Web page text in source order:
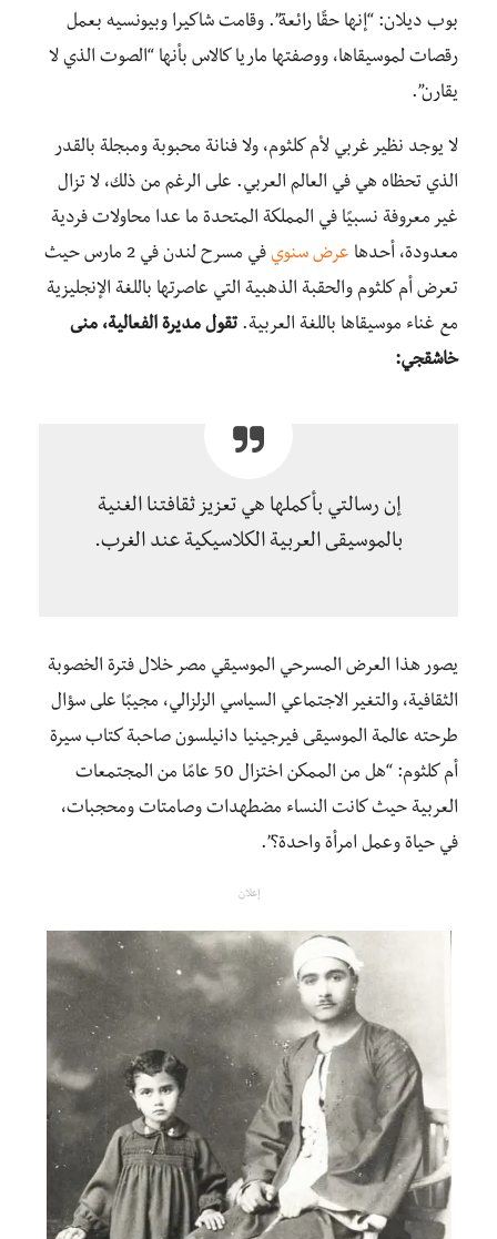
بوب ديلان: “إنها حقًا رائعة”. وقامت شاكيرا وبيونسيه بعمل
رقصات لموسيقاها، ووصفتها ماريا كالاس بأنها “الصوت الذي لا
يقارن”.
لا يوجد نظير غربي لأم كلثوم، ولا فنانة محبوبة ومبجلة بالقدر
الذي تحظاه هي في العالم العربي. على الرغم من ذلك، لا تزال
غير معروفة نسبيًا في المملكة المتحدة ما عدا محاولات فردية
معدودة، أحدها عرض سنوي
في مسرح لندن في 2 مارس حيث
تعرض أم كلثوم والحقبة الذهبية التي عاصرتها باللغة الإنجليزية
مع غناء موسيقاها باللغة العربية.تقول مديرة الفعالية، منى
خاشقجي:
إن رسالتي بأكملها هي تعزيز ثقافتنا الغنية
بالموسيقى العربية الكلاسيكية عند الغرب.
يصور هذا العرض المسرحي الموسيقي مصر خلال فترة الخصوبة
الثقافية، والتغير الاجتماعي السياسي الزلزالي، مجيبًا على سؤال
طرحته عالمة الموسيقى فيرجينيا دانيلسون صاحبة كتاب سيرة
أم كلثوم: “هل من الممكن اختزال 50 عامًا من المجتمعات
العربية حيث كانت النساء مضطهدات وصامتات ومحجبات،
في حياة وعمل امرأة واحدة؟”.
إعلان